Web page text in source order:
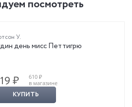
посмотреть
У.
день мисс Петтигрю
₽
610 ₽
в магазине
КУПИТЬ